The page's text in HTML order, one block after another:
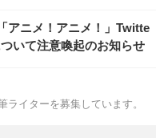
アニメ！アニメ！」Twitte
いて注意喚起のお知らせ
ライターを募集しています。